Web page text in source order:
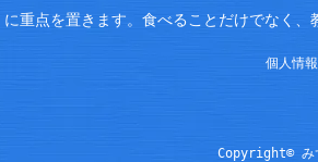
に重点を置きます。食べることだけでなく
個人情
Copyright© み